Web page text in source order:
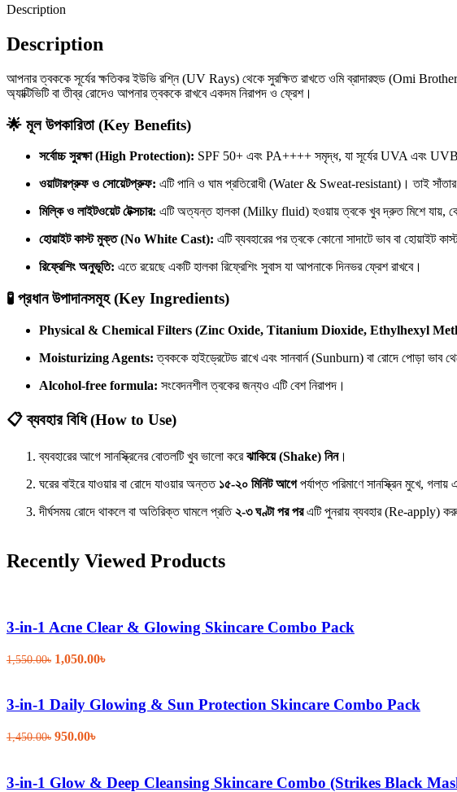
Description
Description
আপনার ত্বককে সূর্যের ক্ষতিকর ইউভি রশ্নি (UV Rays) থেকে সুরক্ষিত রাখতে ওমি ব্রাদারহুড (Omi
অ্যাক্টিভিটি বা তীব্র রোদেও আপনার ত্বককে রাখবে একদম নিরাপদ ও ফ্রেশ।
🌟 মূল উপকারিতা (Key Benefits)
সর্বোচ্চ সুরক্ষা (High Protection): SPF 50+ এবং PA++++ সমৃদ্ধ, যা সূর্যের UVA এবং UVB
ওয়াটারপ্রুফ ও সোয়েটপ্রুফ: এটি পানি ও ঘাম প্রতিরোধী (Water & Sweat-resistant)। তাই সাঁতার
মিল্কি ও লাইটওয়েট টেক্সচার: এটি অত্যন্ত হালকা (Milky fluid) হওয়ায় ত্বকে খুব দ্রুত মিশে যায়,
হোয়াইট কাস্ট মুক্ত (No White Cast): এটি ব্যবহারের পর ত্বকে কোনো সাদাটে ভাব বা হোয়াইট
রিফ্রেশিং অনুভূতি: এতে রয়েছে একটি হালকা রিফ্রেশিং সুবাস যা আপনাকে দিনভর ফ্রেশ রাখবে।
🧪 প্রধান উপাদানসমূহ (Key Ingredients)
Physical & Chemical Filters (Zinc Oxide, Titanium Dioxide, Ethylhexyl
Moisturizing Agents: ত্বককে হাইড্রেটেড রাখে এবং সানবার্ন (Sunburn) বা রোদে পোড়া ভাব
Alcohol-free formula: সংবেদনশীল ত্বকের জন্যও এটি বেশ নিরাপদ।
📋 ব্যবহার বিধি (How to Use)
ব্যবহারের আগে সানস্ক্রিনের বোতলটি খুব ভালো করেঝাকিয়ে (Shake) নিন।
ঘরের বাইরে যাওয়ার বা রোদে যাওয়ার অন্তত ১৫-২০ মিনিট আগেপর্যাপ্ত পরিমাণে সানস্ক্রিন মুখে,
দীর্ঘসময় রোদে থাকলে বা অতিরিক্ত ঘামলে প্রতি২-৩ ঘণ্টা পর পরএটি পুনরায় ব্যবহার (Re-apply)
Recently Viewed Products
3-in-1 Acne Clear & Glowing Skincare Combo Pack
1,550.00৳ Original
1,550.00৳.
1,050.00৳Current
1,050.00৳.
3-in-1 Daily Glowing & Sun Protection Skincare Combo Pack
1,450.00৳ Original
1,450.00৳.
950.00৳Current
950.00৳.
3-in-1 Glow & Deep Cleansing Skincare Combo (Strikes Black